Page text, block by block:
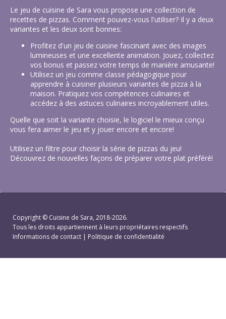
Le jeu de cuisine de Sara vous propose une collection de
recettes de pizzas. Comment pouvez-vous l'utiliser? Il y a deux
variantes et les deux sont bonnes:
Profitez d'un jeu de cuisine fascinant avec des images
lumineuses et une excellente animation. Jouez, collectez
vos bonus et passez votre temps de manière amusante!
Utilisez un jeu comme classe pédagogique pour
apprendre à cuisiner plusieurs variantes de pizza à la
maison. Pratiquez vos compétences culinaires et
accédez à des astuces culinaires incroyablement utiles.
Quelle que soit la variante choisie, le logiciel le mieux conçu
vous fera aimer le jeu et y jouer encore et encore!
Utilisez un filtre pour choisir la série de pizzas du jeu!
Découvrez de nouvelles façons de préparer votre plat préféré!
Copyright © Cuisine de Sara, 2018-2026.
Tous les droits appartiennent à leurs propriétaires respectifs
Informations de contact | Politique de confidentialité